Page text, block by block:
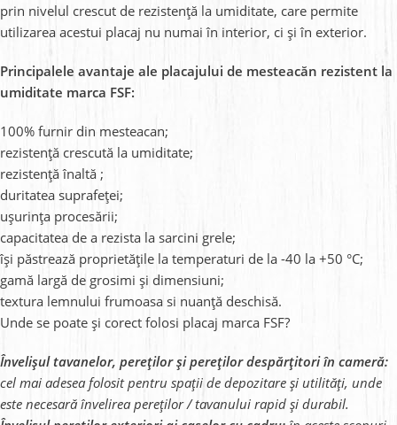
prin nivelul crescut de rezistență la umiditate, care permite
utilizarea acestui placaj nu numai în interior, ci și în exterior.
Principalele avantaje ale placajului de mesteacăn rezistent la
umiditate marca FSF:
100% furnir din mesteacan;
rezistență crescută la umiditate;
rezistență înaltă ;
duritatea suprafeței;
ușurința procesării;
capacitatea de a rezista la sarcini grele;
își păstrează proprietățile la temperaturi de la -40 la +50 °C;
gamă largă de grosimi și dimensiuni;
textura lemnului frumoasa si nuanță deschisă.
Unde se poate și corect folosi placaj marca FSF?
Învelișul tavanelor, pereților și pereților despărțitori în cameră:
cel mai adesea folosit pentru spații de depozitare și utilități, unde
este necesară învelirea pereților / tavanului rapid și durabil.